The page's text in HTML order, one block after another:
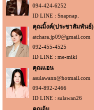
094-424-6252
ID LINE : Snapnap.
คุณมิ้งค์(ประชาสัมพันธ์)
atchara.jp09@gmail.com
092-455-4525
ID LINE : me-miki
คุณแอน
asulawann@hotmail.com
094-892-2466
ID LINE : sulawan26